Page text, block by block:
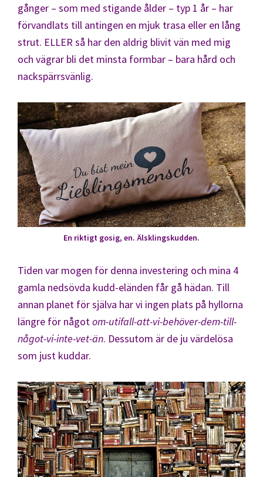
gånger – som med stigande ålder – typ 1 år – har
förvandlats till antingen en mjuk trasa eller en lång
strut. ELLER så har den aldrig blivit vän med mig
och vägrar bli det minsta formbar – bara hård och
nackspärrsvänlig.
En riktigt gosig, en. Älsklingskudden.
Tiden var mogen för denna investering och mina 4
gamla nedsövda kudd-eländen får gå hädan. Till
annan planet för själva har vi ingen plats på hyllorna
längre för någotom-utifall-att-vi-behöver-dem-till-
något-vi-inte-vet-än. Dessutom är de ju värdelösa
som just kuddar.